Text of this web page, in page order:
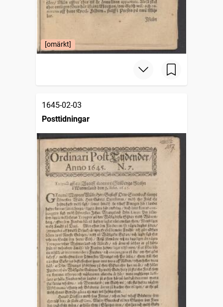
[omärkt]
1645-02-03
Posttidningar